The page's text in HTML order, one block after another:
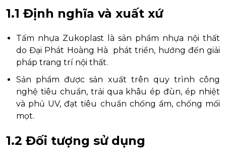
1.1 Định nghĩa và xuất xứ
Tấm nhựa Zukoplast là sản phẩm nhựa nội thất
do Đại Phát Hoàng Hà phát triển, hướng đến giải
pháp trang trí nội thất.
Sản phẩm được sản xuất trên quy trình công
nghệ tiêu chuẩn, trải qua khâu ép đùn, ép nhiệt
và phủ UV, đạt tiêu chuẩn chống ẩm, chống mối
mọt.
1.2 Đối tượng sử dụng